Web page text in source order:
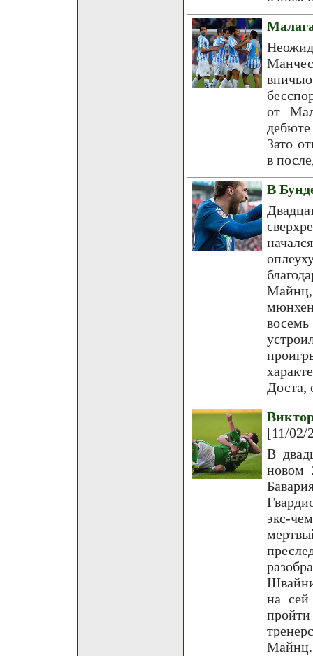
от
дебюте
Зато
в
В
Доста,
[11/02/
В
новом
экс-
на сей
Майнц.